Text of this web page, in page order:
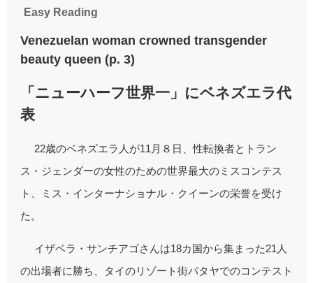
Easy Reading
Venezuelan woman crowned transgender
beauty queen (p. 3)
「ニューハーフ世界一」にベネズエラ代
表
22歳のベネズエラ人が11月８日、性転換者とトラン
ス・ジェンダーの女性のための世界最大のミスコンテス
ト、ミス・インターナショナル・クイーンの栄誉を受け
た。
イザベラ・サンチアゴさんは18カ国から集まった21人
の出場者に勝ち、タイのリゾート街パタヤでのコンテスト